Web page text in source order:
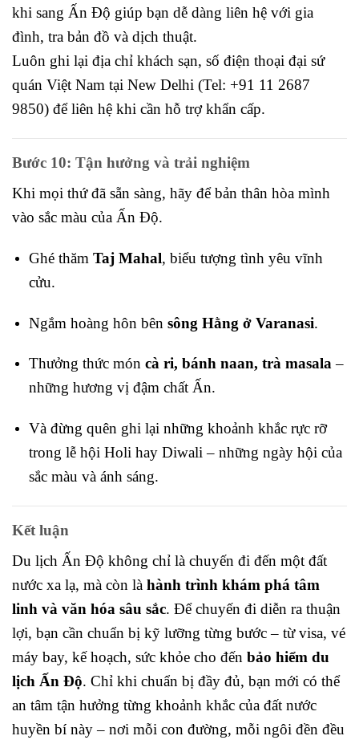
khi sang Ấn Độ giúp bạn dễ dàng liên hệ với gia
đình, tra bản đồ và dịch thuật.
Luôn ghi lại địa chỉ khách sạn, số điện thoại đại sứ
quán Việt Nam tại New Delhi (Tel: +91 11 2687
9850) để liên hệ khi cần hỗ trợ khẩn cấp.
Bước 10: Tận hưởng và trải nghiệm
Khi mọi thứ đã sẵn sàng, hãy để bản thân hòa mình
vào sắc màu của Ấn Độ.
Ghé thăm Taj Mahal, biểu tượng tình yêu vĩnh
cửu.
Ngắm hoàng hôn bên sông Hằng ở Varanasi.
Thưởng thức món cà ri, bánh naan, trà masala–
những hương vị đậm chất Ấn.
Và đừng quên ghi lại những khoảnh khắc rực rỡ
trong lễ hội Holi hay Diwali – những ngày hội của
sắc màu và ánh sáng.
Kết luận
Du lịch Ấn Độ không chỉ là chuyến đi đến một đất
nước xa lạ, mà còn là hành trình khám phá tâm
linh và văn hóa sâu sắc. Để chuyến đi diễn ra thuận
lợi, bạn cần chuẩn bị kỹ lưỡng từng bước – từ visa, vé
máy bay, kế hoạch, sức khỏe cho đến bảo hiểm du
lịch Ấn Độ. Chỉ khi chuẩn bị đầy đủ, bạn mới có thể
an tâm tận hưởng từng khoảnh khắc của đất nước
huyền bí này – nơi mỗi con đường, mỗi ngôi đền đều